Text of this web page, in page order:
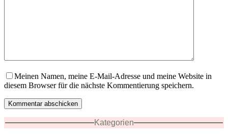
Meinen Namen, meine E-Mail-Adresse und meine Website in
diesem Browser für die nächste Kommentierung speichern.
Kommentar abschicken
Kategorien